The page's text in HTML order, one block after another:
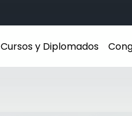
Cursos y Diplomados